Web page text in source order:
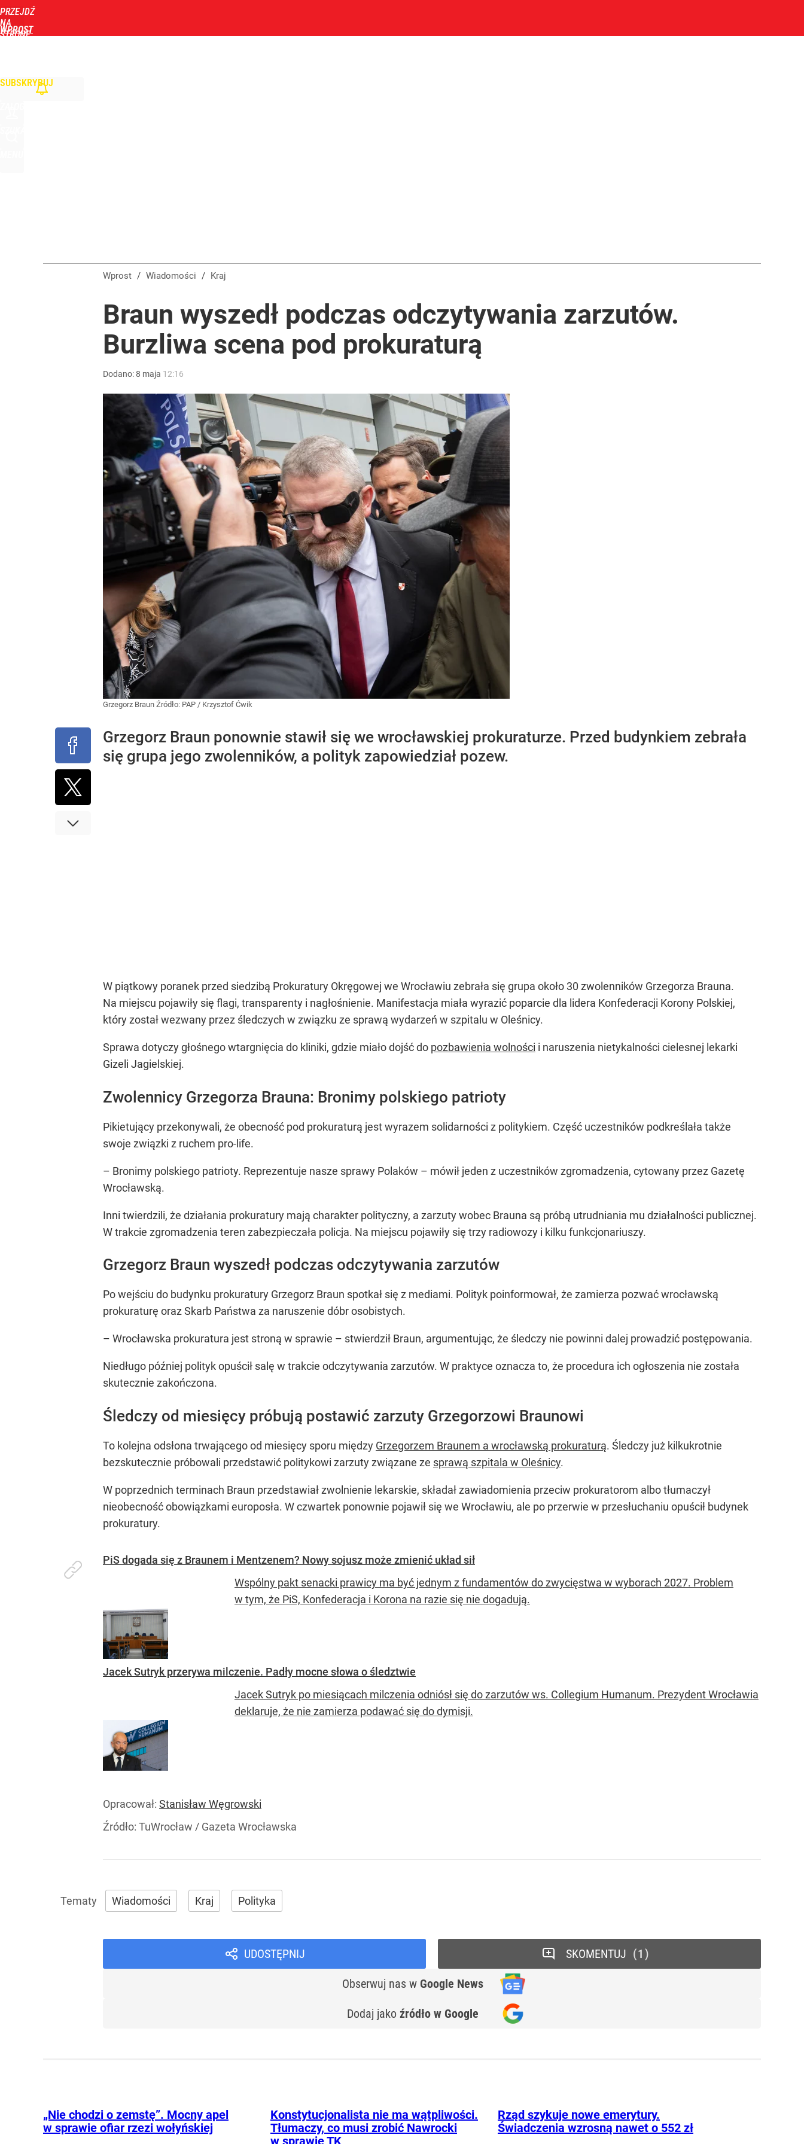
PRZEJDŹ
NA
STRONĘ
WPROST
SUBSKRYBUJ
Wprost / Wiadomości / Kraj
Braun wyszedł podczas odczytywania zarzutów.
Burzliwa scena pod prokuraturą
Dodano:8 maja 12:16
Grzegorz Braun Źródło: PAP / Krzysztof Ćwik
Grzegorz Braun ponownie stawił się we wrocławskiej prokuraturze. Przed budynkiem zebrała
się grupa jego zwolenników, a polityk zapowiedział pozew.
W piątkowy poranek przed siedzibą Prokuratury Okręgowej we Wrocławiu zebrała się grupa około 30 zwolenników Grzegorza Brauna.
Na miejscu pojawiły się flagi, transparenty i nagłośnienie. Manifestacja miała wyrazić poparcie dla lidera Konfederacji Korony Polskiej,
który został wezwany przez śledczych w związku ze sprawą wydarzeń w szpitalu w Oleśnicy.
Sprawa dotyczy głośnego wtargnięcia do kliniki, gdzie miało dojść do pozbawienia wolności i naruszenia nietykalności cielesnej lekarki
Gizeli Jagielskiej.
Zwolennicy Grzegorza Brauna: Bronimy polskiego patrioty
Pikietujący przekonywali, że obecność pod prokuraturą jest wyrazem solidarności z politykiem. Część uczestników podkreślała także
swoje związki z ruchem pro-life.
– Bronimy polskiego patrioty. Reprezentuje nasze sprawy Polaków – mówił jeden z uczestników zgromadzenia, cytowany przez Gazetę
Wrocławską.
Inni twierdzili, że działania prokuratury mają charakter polityczny, a zarzuty wobec Brauna są próbą utrudniania mu działalności publicznej.
W trakcie zgromadzenia teren zabezpieczała policja. Na miejscu pojawiły się trzy radiowozy i kilku funkcjonariuszy.
Grzegorz Braun wyszedł podczas odczytywania zarzutów
Po wejściu do budynku prokuratury Grzegorz Braun spotkał się z mediami. Polityk poinformował, że zamierza pozwać wrocławską
prokuraturę oraz Skarb Państwa za naruszenie dóbr osobistych.
– Wrocławska prokuratura jest stroną w sprawie – stwierdził Braun, argumentując, że śledczy nie powinni dalej prowadzić postępowania.
Niedługo później polityk opuścił salę w trakcie odczytywania zarzutów. W praktyce oznacza to, że procedura ich ogłoszenia nie została
skutecznie zakończona.
Śledczy od miesięcy próbują postawić zarzuty Grzegorzowi Braunowi
To kolejna odsłona trwającego od miesięcy sporu między Grzegorzem Braunem a wrocławską prokuraturą. Śledczy już kilkukrotnie
bezskutecznie próbowali przedstawić politykowi zarzuty związane ze sprawą szpitala w Oleśnicy.
W poprzednich terminach Braun przedstawiał zwolnienie lekarskie, składał zawiadomienia przeciw prokuratorom albo tłumaczył
nieobecność obowiązkami europosła. W czwartek ponownie pojawił się we Wrocławiu, ale po przerwie w przesłuchaniu opuścił budynek
prokuratury.
PiS dogada się z Braunem i Mentzenem? Nowy sojusz może zmienić układ sił
Wspólny pakt senacki prawicy ma być jednym z fundamentów do zwycięstwa w wyborach 2027. Problem
w tym, że PiS, Konfederacja i Korona na razie się nie dogadują.
Jacek Sutryk przerywa milczenie. Padły mocne słowa o śledztwie
Jacek Sutryk po miesiącach milczenia odniósł się do zarzutów ws. Collegium Humanum. Prezydent Wrocławia
deklaruje, że nie zamierza podawać się do dymisji.
Opracował: Stanisław Węgrowski
Źródło: TuWrocław / Gazeta Wrocławska
Wiadomości Kraj Polityka
UDOSTĘPNIJ
Obserwuj nas w Google News
Dodaj jako źródło w Google
SKOMENTUJ 1
„Nie chodzi o zemstę”. Mocny apel
w sprawie ofiar rzezi wołyńskiej
Konstytucjonalista nie ma wątpliwości.
Tłumaczy, co musi zrobić Nawrocki
w sprawie TK
Rząd szykuje nowe emerytury.
Świadczenia wzrosną nawet o 552 zł